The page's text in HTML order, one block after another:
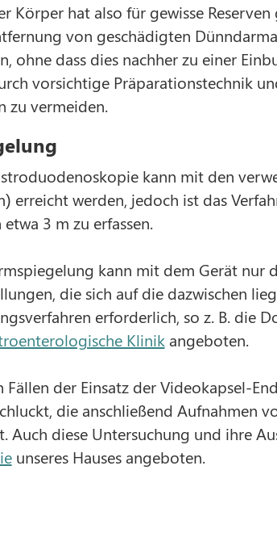
Körper hat also für gewisse
von geschädigten
ohne dass dies nachher zu einer
vorsichtige Präparationstechnik
zu vermeiden.
kann mit den
erreicht werden, jedoch ist das
3 m zu erfassen.
kann mit dem Gerät nur
die sich auf die dazwischen
erforderlich, so z. B. die
Klinikangeboten.
Fällen der Einsatz der Videokapsel-
die anschließend Aufnahmen
Auch diese Untersuchung und ihre
unseres Hauses angeboten.